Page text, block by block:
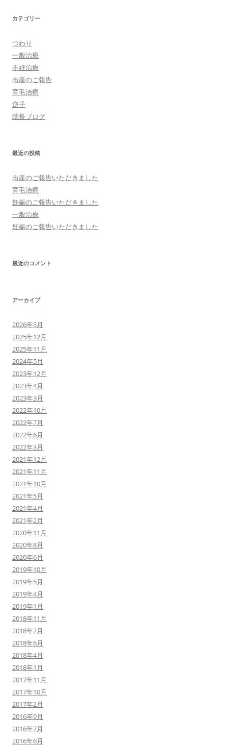
ョ
ン
カテゴリー
つわり
一般治療
不妊治療
出産のご報告
育毛治療
逆子
院長ブログ
最近の投稿
出産のご報告いただきました
育毛治療
妊娠のご報告いただきました
一般治療
妊娠のご報告いただきました
最近のコメント
アーカイブ
2026年5月
2025年12月
2025年11月
2024年5月
2023年12月
2023年4月
2023年3月
2022年10月
2022年7月
2022年6月
2022年3月
2021年12月
2021年11月
2021年10月
2021年5月
2021年4月
2021年2月
2020年11月
2020年8月
2020年6月
2019年10月
2019年5月
2019年4月
2019年1月
2018年11月
2018年7月
2018年6月
2018年4月
2018年1月
2017年11月
2017年10月
2017年2月
2016年9月
2016年7月
2016年6月